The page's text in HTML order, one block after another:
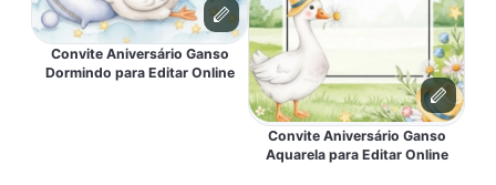
Convite Aniversário Ganso
Dormindo para Editar Online
Convite Aniversário Ganso
Aquarela para Editar Online